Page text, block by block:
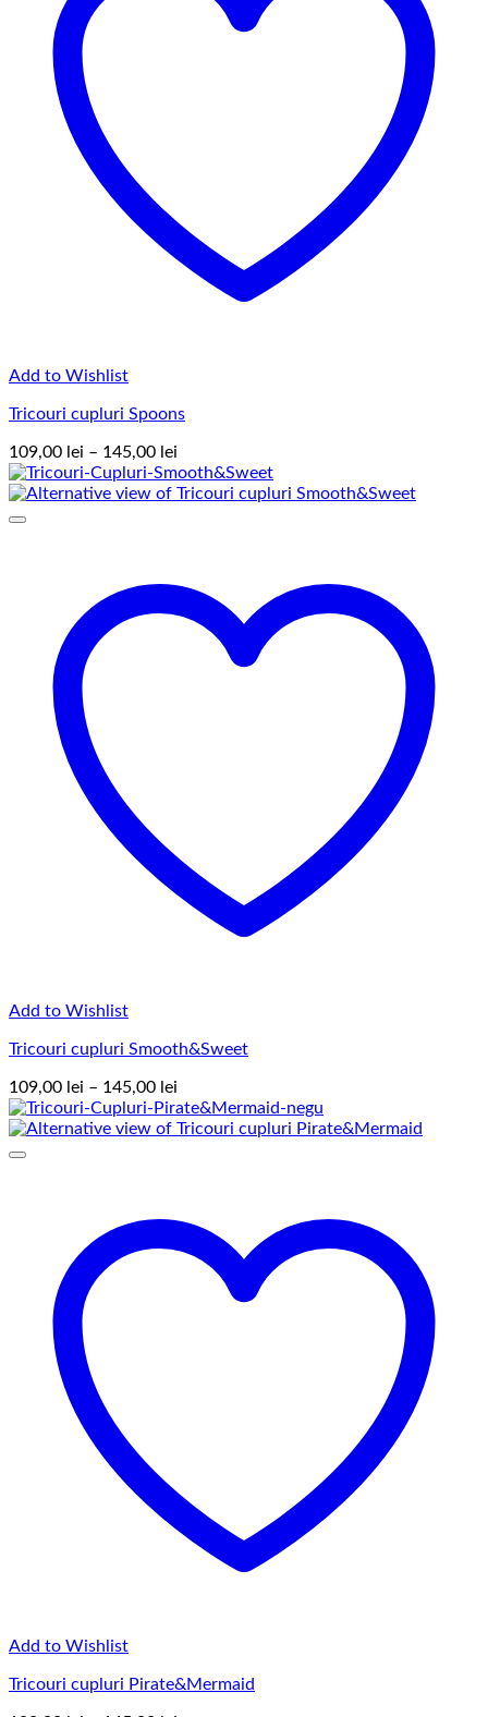
Add to Wishlist
Tricouri cupluri Spoons
109,00 lei – 145,00 lei
de
prețuri:
Add to Wishlist
Tricouri cupluri Smooth&Sweet
109,00 lei – 145,00 lei
de
prețuri:
Add to Wishlist
Tricouri cupluri Pirate&Mermaid